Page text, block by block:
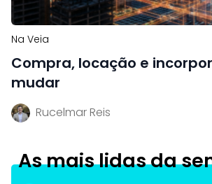
Na Veia
Compra, locação e
mudar
Rucelmar Reis
As mais lidas da